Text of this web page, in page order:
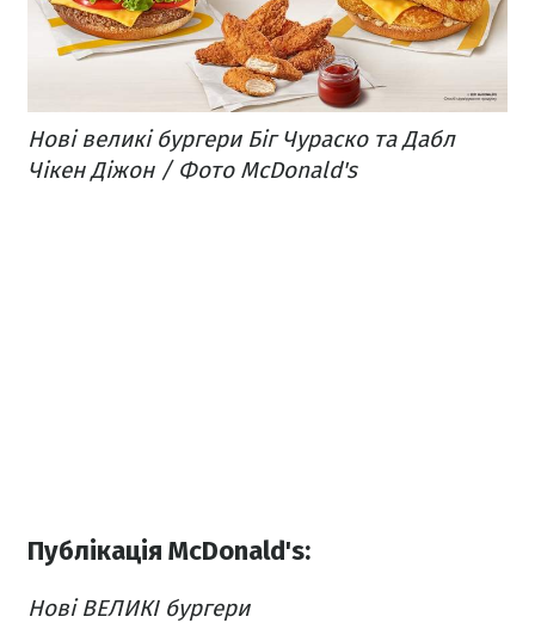
Нові великі бургери Біг Чураско та Дабл
Чікен Діжон / Фото McDonald's
Публікація McDonald's:
Нові ВЕЛИКІ бургери